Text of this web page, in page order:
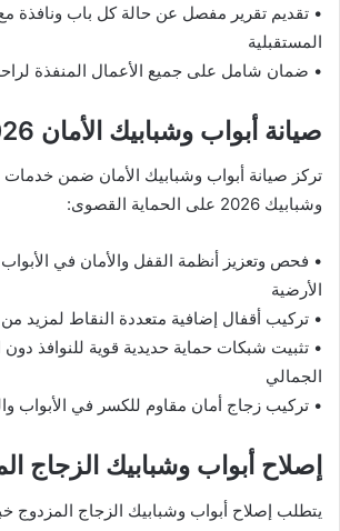
• تقديم تقرير مفصل عن حالة كل باب ونافذة
المستقبلية
• ضمان شامل على جميع الأعمال المنفذة
صيانة أبواب وشبابيك الأمان 2026
تركز صيانة أبواب وشبابيك الأمان ضمن خدمات
وشبابيك 2026 على الحماية القصوى:
• فحص وتعزيز أنظمة القفل والأمان في الأبواب
الأرضية
• تركيب أقفال إضافية متعددة النقاط لمزيد من
• تثبيت شبكات حماية حديدية قوية للنوافذ دون
الجمالي
• تركيب زجاج أمان مقاوم للكسر في الأبواب
إصلاح أبواب وشبابيك الزجاج
يتطلب إصلاح أبواب وشبابيك الزجاج المزدوج